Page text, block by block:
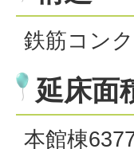
鉄筋コン
延床面
本館棟